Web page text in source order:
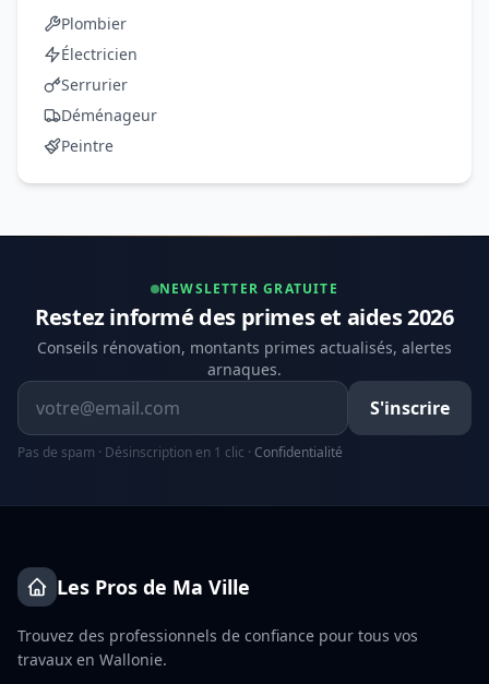
Plombier
Électricien
Serrurier
Déménageur
Peintre
NEWSLETTER GRATUITE
Restez informé des primes et aides 2026
Conseils rénovation, montants primes actualisés, alertes
arnaques.
Adresse email
S'inscrire
Pas de spam · Désinscription en 1 clic · Confidentialité
Les Pros de Ma Ville
Trouvez des professionnels de confiance pour tous vos
travaux en Wallonie.